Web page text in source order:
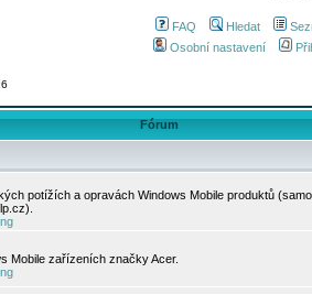
FAQ Hledat
Osobní nastavení
Fórum
potížích a opravách Windows Mobile produktů
Mobile zařízeních značky Acer.